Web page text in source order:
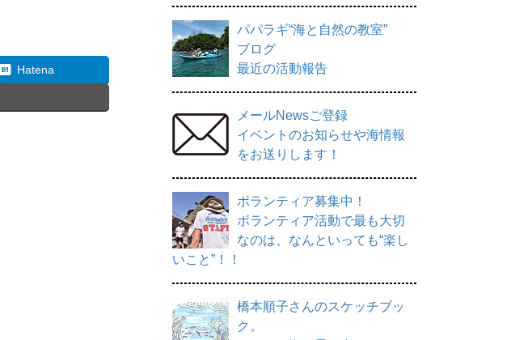
Hatena
パパラギ“海と自然の教室”
ブログ
最近の活動報告
メールNewsご登録
イベントのお知らせや海情報
をお送りします！
ボランティア募集中！
ボランティア活動で最も大切
なのは、なんといっても“楽し
いこと”！！
橋本順子さんのスケッチブッ
ク。